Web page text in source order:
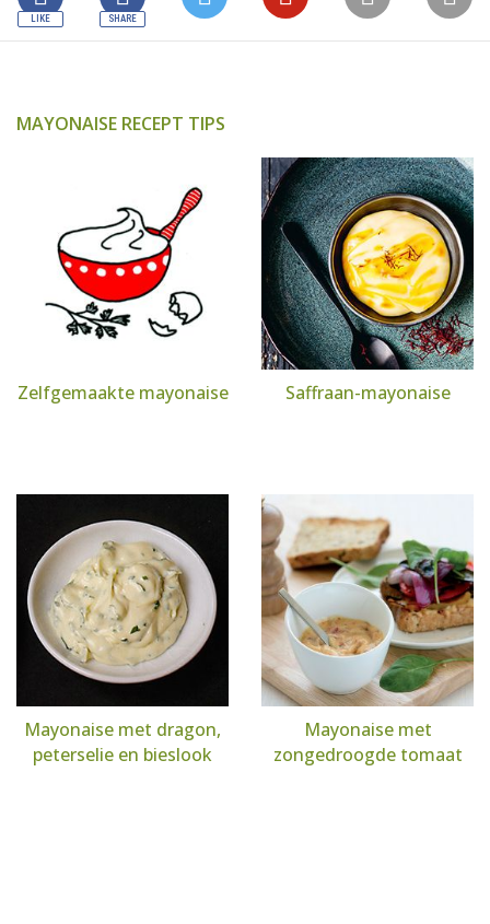
MAYONAISE RECEPT TIPS
Zelfgemaakte mayonaise Saffraan-mayonaise
Mayonaise met dragon,
peterselie en bieslook
Mayonaise met
zongedroogde tomaat